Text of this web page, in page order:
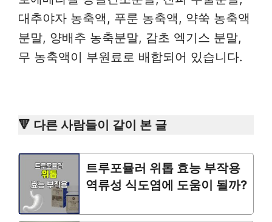
대추야자 농축액, 푸룬 농축액, 약쑥 농축액
분말, 양배추 농축분말, 감초 엑기스 분말,
무 농축액이 부원료로 배합되어 있습니다.
🔻 다른 사람들이 같이 본 글
트루포뮬러 위톱 효능 부작용
역류성 식도염에 도움이 될까?